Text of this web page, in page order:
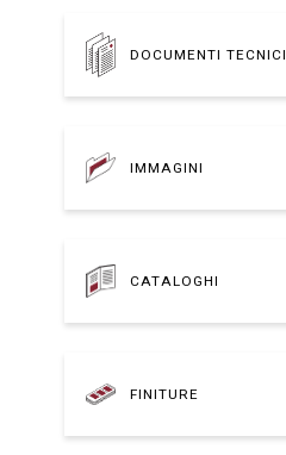
DOCUMENTI TECNICI
IMMAGINI
CATALOGHI
FINITURE